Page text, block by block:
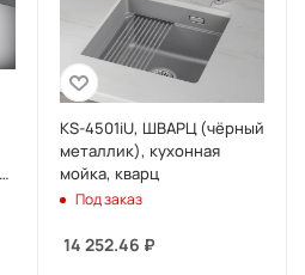
KS-4501iU, ШВАРЦ (чёрный
металлик), кухонная
мойка, кварц
Под заказ
14 252.46 ₽